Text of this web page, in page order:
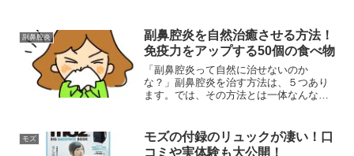
るの？などの疑問解決策を紹介します!
副鼻腔炎
副鼻腔炎を自然治癒させる方法！
免疫力をアップする50個の食べ物
「副鼻腔炎って自然に治せないのか
な？」副鼻腔炎を治す方法は、５つあり
ます。では、その方法とは一体なんなの
をアップする50個の食べ物って何？など
の疑問解決策を紹介しま...
モズ
モズの付録のリュックが凄い！口
コミや実体験も大公開！